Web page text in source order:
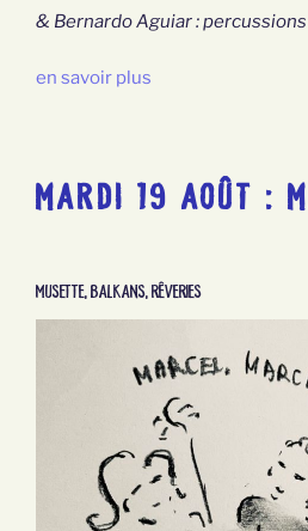
& Bernardo Aguiar : percussions
en savoir plus
MARDI 19 AOÛT :
Musette, Balkans, Rêveries